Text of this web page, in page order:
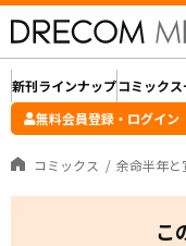
新刊ラインナップコミック
無料会員登録・ログイン
コミックス 余命半年と宣告され
こ